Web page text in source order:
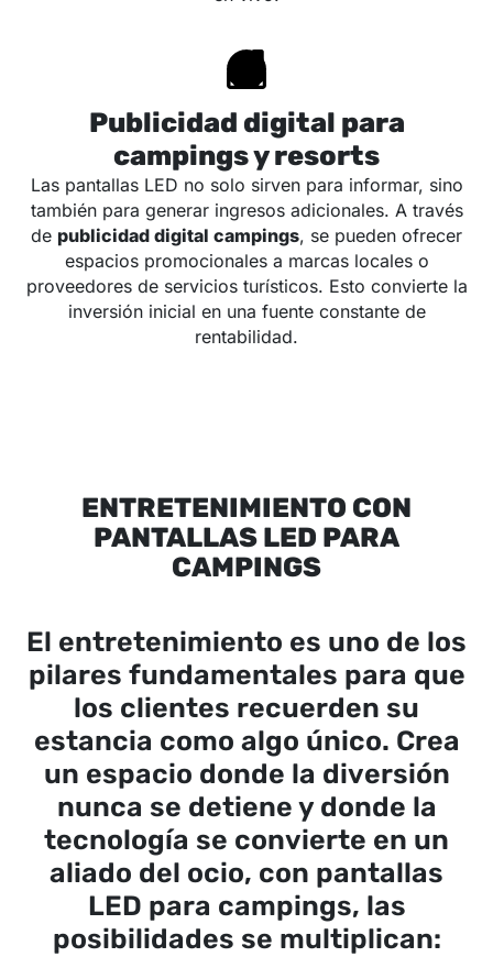
Publicidad digital para
campings y resorts
Las pantallas LED no solo sirven para informar, sino
también para generar ingresos adicionales. A través
de publicidad digital campings, se pueden ofrecer
espacios promocionales a marcas locales o
proveedores de servicios turísticos. Esto convierte la
inversión inicial en una fuente constante de
rentabilidad.
ENTRETENIMIENTO CON
PANTALLAS LED PARA
CAMPINGS
El entretenimiento es uno de los
pilares fundamentales para que
los clientes recuerden su
estancia como algo único. Crea
un espacio donde la diversión
nunca se detiene y donde la
tecnología se convierte en un
aliado del ocio, con pantallas
LED para campings, las
posibilidades se multiplican: